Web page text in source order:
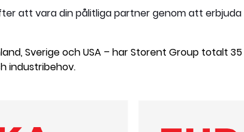
att vara din pålitliga partner genom att
Sverige och USA – har Storent Group
industribehov.